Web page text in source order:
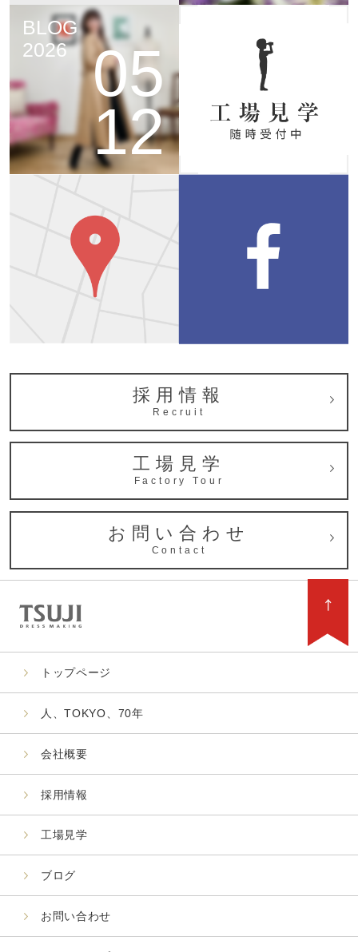
BLOG
2026
05
12
採用情報
Recruit
工場見学
Factory Tour
お問い合わせ
Contact
トップページ
人、TOKYO、70年
会社概要
採用情報
工場見学
ブログ
お問い合わせ